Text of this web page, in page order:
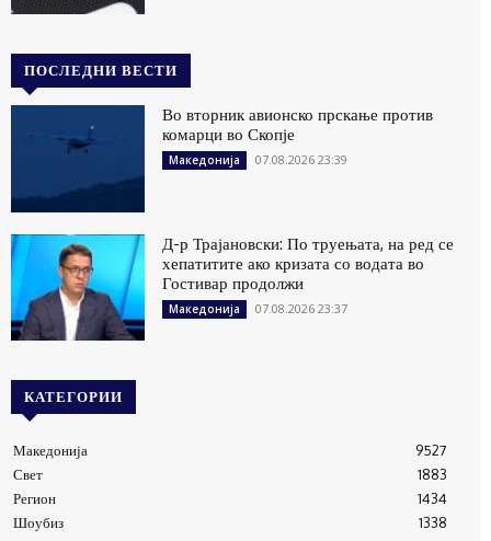
ПОСЛЕДНИ ВЕСТИ
Во вторник авионско прскање против
комарци во Скопје
Македонија 07.08.2026 23:39
Д-р Трајановски: По труењата, на ред се
хепатитите ако кризата со водата во
Гостивар продолжи
Македонија 07.08.2026 23:37
КАТЕГОРИИ
Македонија
9527
Свет
1883
Регион
1434
Шоубиз
1338